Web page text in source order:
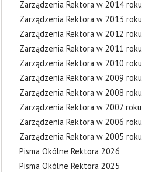
Zarządzenia Rektora w 2014 roku
Zarządzenia Rektora w 2013 roku
Zarządzenia Rektora w 2012 roku
Zarządzenia Rektora w 2011 roku
Zarządzenia Rektora w 2010 roku
Zarządzenia Rektora w 2009 roku
Zarządzenia Rektora w 2008 roku
Zarządzenia Rektora w 2007 roku
Zarządzenia Rektora w 2006 roku
Zarządzenia Rektora w 2005 roku
Pisma Okólne Rektora 2026
Pisma Okólne Rektora 2025